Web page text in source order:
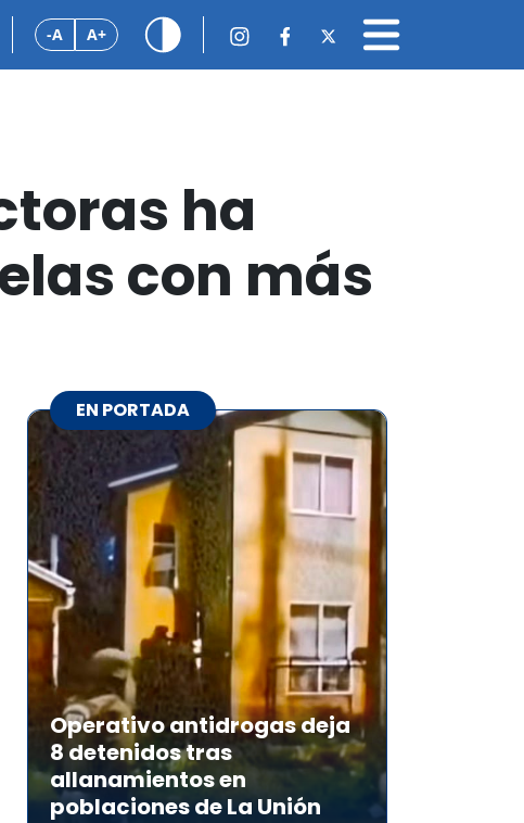
-A A+
ha
con más
EN PORTADA
Operativo antidrogas deja
8 detenidos tras
allanamientos en
poblaciones de La Unión